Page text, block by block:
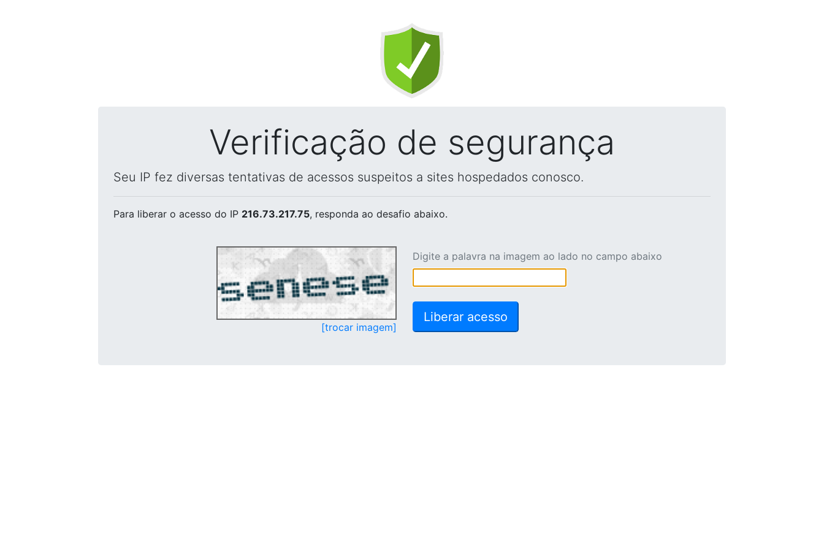
Verificação de segurança
Seu IP fez diversas tentativas de acessos suspeitos a sites hospedados conosco.
Para liberar o acesso do IP 216.73.217.75, responda ao desafio abaixo.
[trocar imagem]
Digite a palavra na imagem ao lado no campo abaixo